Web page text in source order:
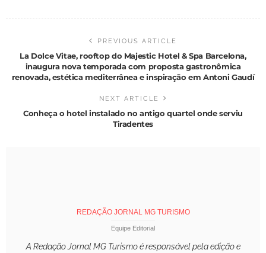
PREVIOUS ARTICLE
La Dolce Vitae, rooftop do Majestic Hotel & Spa Barcelona,
inaugura nova temporada com proposta gastronômica
renovada, estética mediterrânea e inspiração em Antoni Gaudí
NEXT ARTICLE
Conheça o hotel instalado no antigo quartel onde serviu
Tiradentes
REDAÇÃO JORNAL MG TURISMO
Equipe Editorial
A Redação Jornal MG Turismo é responsável pela edição e